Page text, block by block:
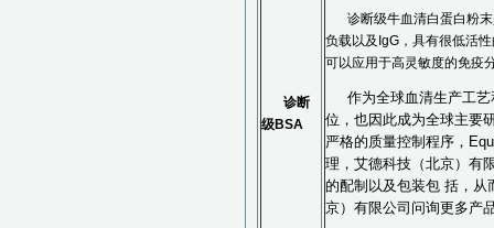
诊断
级BSA
诊断级牛血清白蛋白粉
负载以及IgG，具有很低活
可以应用于高灵敏度的免疫
作为全球血清生产工
位，也因此成为全球主要
严格的质量控制程序，
理，艾德科技（北京）有
的配制以及包装包 括，从
京）有限公司问询更多产